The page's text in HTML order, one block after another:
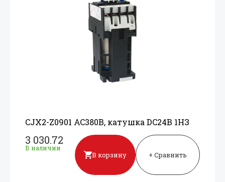
CJX2-Z0901 AC380В, катушка DC24В 1НЗ
3 030.72
В наличии
В корзину + Сравнить